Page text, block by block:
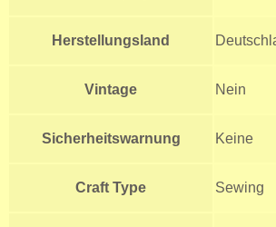
Herstellungsland
Vintage Nein
Sicherheitswarnung Keine
Craft Type Sewing